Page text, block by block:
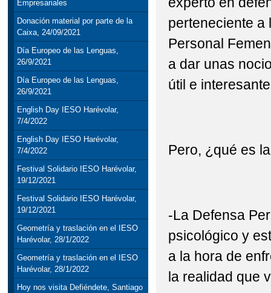
Empresariales
Donación material por parte de la
Caixa, 24/09/2021
Día Europeo de las Lenguas,
26/9/2021
Día Europeo de las Lenguas,
26/9/2021
English Day IESO Harévolar,
7/4/2022
English Day IESO Harévolar,
7/4/2022
Festival Solidario IESO Harévolar,
19/12/2021
Festival Solidario IESO Harévolar,
19/12/2021
Geometría y traslación en el IESO
Harévolar, 28/1/2022
Geometría y traslación en el IESO
Harévolar, 28/1/2022
Hoy nos visita Defiéndete, Santiago
perteneciente a
Personal
a dar unas
útil e
Pero, ¿qué es
-La Defensa
psicológico y
a la hora de
la realidad que